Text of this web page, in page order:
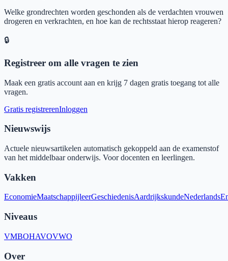
Welke grondrechten worden geschonden als de verdachten vrouwen
drogeren en verkrachten, en hoe kan de rechtsstaat hierop reageren?
🔒
Registreer om alle vragen te zien
Maak een gratis account aan en krijg 7 dagen gratis toegang tot alle
vragen.
Gratis registrerenInloggen
Nieuwswijs
Actuele nieuwsartikelen automatisch gekoppeld aan de examenstof
van het middelbaar onderwijs. Voor docenten en leerlingen.
Vakken
EconomieMaatschappijleerGeschiedenisAardrijkskundeNederlands
Niveaus
VMBOHAVOVWO
Over